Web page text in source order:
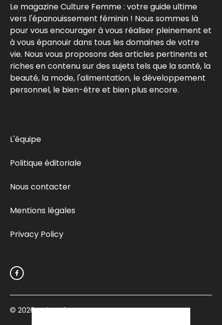
Le magazine Culture Femme : votre guide ultime
vers l'épanouissement féminin ! Nous sommes là
pour vous encourager à vous réaliser pleinement et
à vous épanouir dans tous les domaines de votre
vie. Nous vous proposons des articles pertinents et
riches en contenu sur des sujets tels que la santé, la
beauté, la mode, l'alimentation, le développement
personnel, le bien-être et bien plus encore.
L'équipe
Politique éditoriale
Nous contacter
Mentions légales
Privacy Policy
© 2026Culturefemme.com